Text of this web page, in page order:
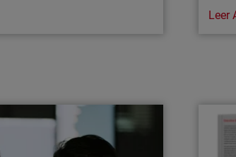
WatchGuard Joe Smolarski
han sido incluidos entre los
El
el
Leer